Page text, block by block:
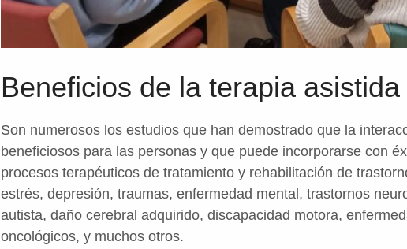
Beneficios de la terapia
Son numerosos los estudios que han demostrado que la
beneficiosos para las personas y que puede incorporarse con
procesos terapéuticos de tratamiento y rehabilitación de
estrés, depresión, traumas, enfermedad mental, trastornos
autista, daño cerebral adquirido, discapacidad motora,
oncológicos, y muchos otros.